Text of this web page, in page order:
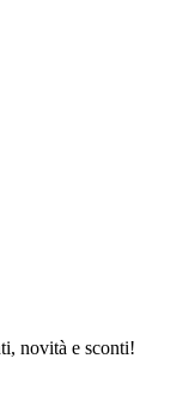
novità e sconti!